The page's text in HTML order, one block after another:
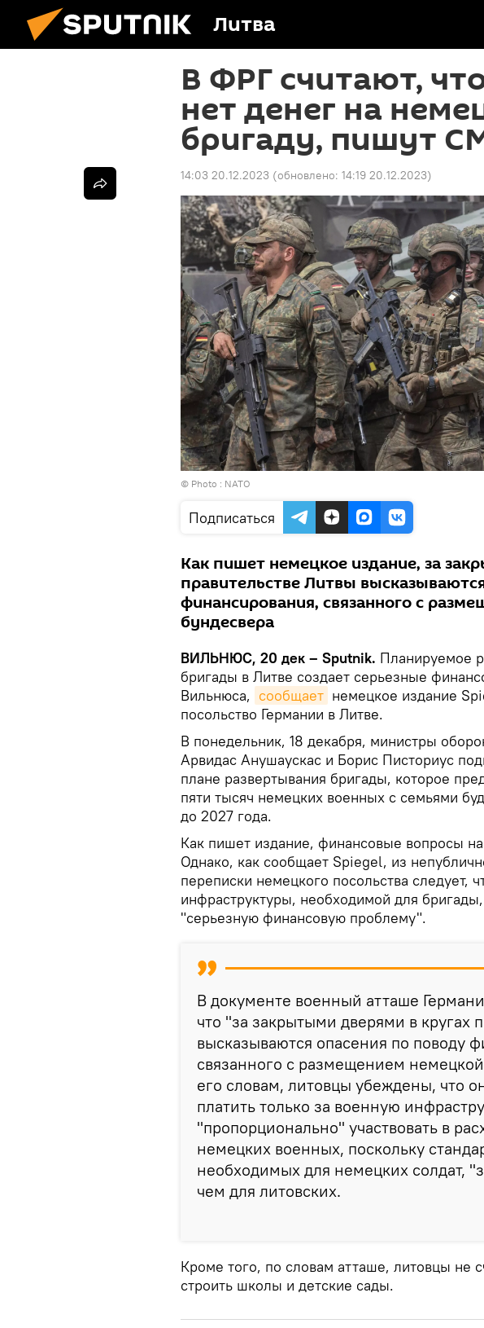
Литва
В ФРГ считают,
нет денег на
бригаду, пишут
14:03 20.12.2023 (обновлено: 14:19 20.12.2023)
© Photo : NATO
Подписаться
Как пишет немецкое издание, за
правительстве Литвы
финансирования, связанного с
бундесвера
ВИЛЬНЮС, 20 дек – Sputnik. Планируемое
бригады в Литве создает серьезные
Вильнюса, сообщает немецкое издание
посольство Германии в Литве.
В понедельник, 18 декабря, министры
Арвидас Анушаускас и Борис Писториус
плане развертывания бригады, которое
пяти тысяч немецких военных с семьями
до 2027 года.
Как пишет издание, финансовые вопросы
Однако, как сообщает Spiegel, из
переписки немецкого посольства следует,
инфраструктуры, необходимой для
"серьезную финансовую проблему".
В документе военный атташе
что "за закрытыми дверями в кругах
высказываются опасения по поводу
связанного с размещением
его словам, литовцы убеждены, что
платить только за военную
"пропорционально" участвовать в
немецких военных, поскольку
необходимых для немецких солдат,
чем для литовских.
Кроме того, по словам атташе, литовцы не
строить школы и детские сады.